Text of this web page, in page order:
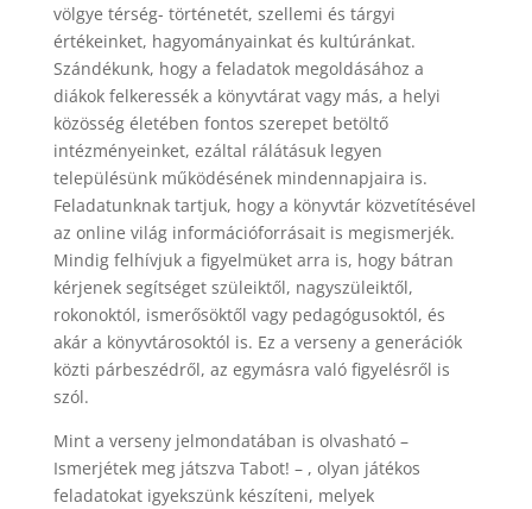
völgye térség- történetét, szellemi és tárgyi
értékeinket, hagyományainkat és kultúránkat.
Szándékunk, hogy a feladatok megoldásához a
diákok felkeressék a könyvtárat vagy más, a helyi
közösség életében fontos szerepet betöltő
intézményeinket, ezáltal rálátásuk legyen
településünk működésének mindennapjaira is.
Feladatunknak tartjuk, hogy a könyvtár közvetítésével
az online világ információforrásait is megismerjék.
Mindig felhívjuk a figyelmüket arra is, hogy bátran
kérjenek segítséget szüleiktől, nagyszüleiktől,
rokonoktól, ismerősöktől vagy pedagógusoktól, és
akár a könyvtárosoktól is. Ez a verseny a generációk
közti párbeszédről, az egymásra való figyelésről is
szól.
Mint a verseny jelmondatában is olvasható –
Ismerjétek meg játszva Tabot! – , olyan játékos
feladatokat igyekszünk készíteni, melyek